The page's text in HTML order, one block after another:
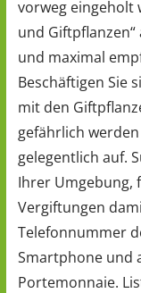
vorweg eingeholt
und
und maximal
Beschäftigen Sie
mit den
gefährlich
gelegentlich auf.
Ihrer Umgebung,
Vergiftungen
Telefonnummer
Smartphone und
Portemonnaie.